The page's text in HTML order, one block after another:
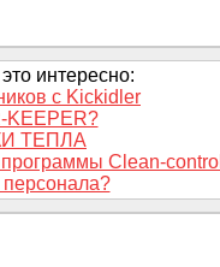
интересно:
с Kickidler
ТЕПЛА
Clean-control
персонала?